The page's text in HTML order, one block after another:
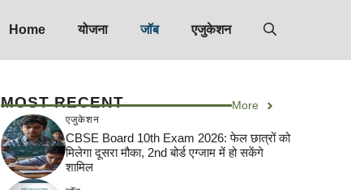
Home योजना जॉब एजुकेशन
MOST RECENT More
एजुकेशन
CBSE Board 10th Exam 2026: फेल छात्रों को
मिलेगा दूसरा मौका, 2nd बोर्ड एग्जाम में हो सकेंगे
शामिल